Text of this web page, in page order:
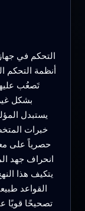
التحكم في
أنظمة التحكم
تَصعُب
بشكل
يستبدل
خبرات
حصرياً على
انحراف جهد
القواعد
تصحيحًا قويًا